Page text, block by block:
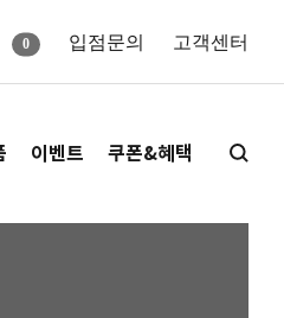
0 입점문의 고객센터
이벤트 쿠폰&혜택